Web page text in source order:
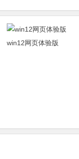
win12网页体验版